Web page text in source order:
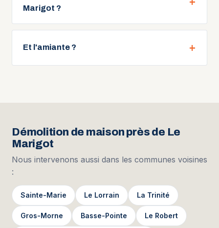
Marigot ?
Et l'amiante ?
Démolition de maison près de Le
Marigot
Nous intervenons aussi dans les communes voisines
:
Sainte-Marie Le Lorrain La Trinité
Gros-Morne Basse-Pointe Le Robert